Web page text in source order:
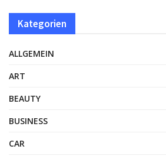
Kategorien
ALLGEMEIN
ART
BEAUTY
BUSINESS
CAR